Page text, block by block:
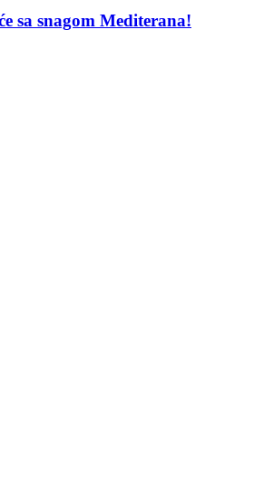
sa snagom Mediterana!